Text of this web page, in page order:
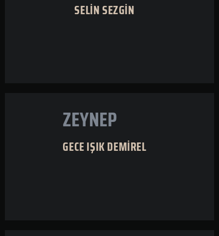
SELİN SEZGİN
ZEYNEP
GECE IŞIK DEMİREL